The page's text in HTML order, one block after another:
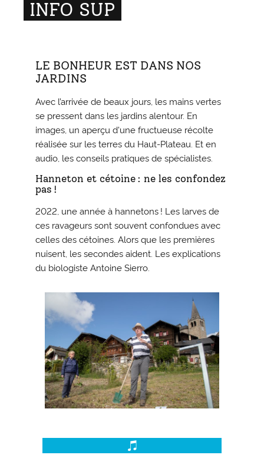
LE BONHEUR EST DANS NOS
JARDINS
Avec l’arrivée de beaux jours, les mains vertes
se pressent dans les jardins alentour. En
images, un aperçu d'une fructueuse récolte
réalisée sur les terres du Haut-Plateau. Et en
audio, les conseils pratiques de spécialistes.
Hanneton et cétoine : ne les confondez
pas !
2022, une année à hannetons ! Les larves de
ces ravageurs sont souvent confondues avec
celles des cétoines. Alors que les premières
nuisent, les secondes aident. Les explications
du biologiste Antoine Sierro.